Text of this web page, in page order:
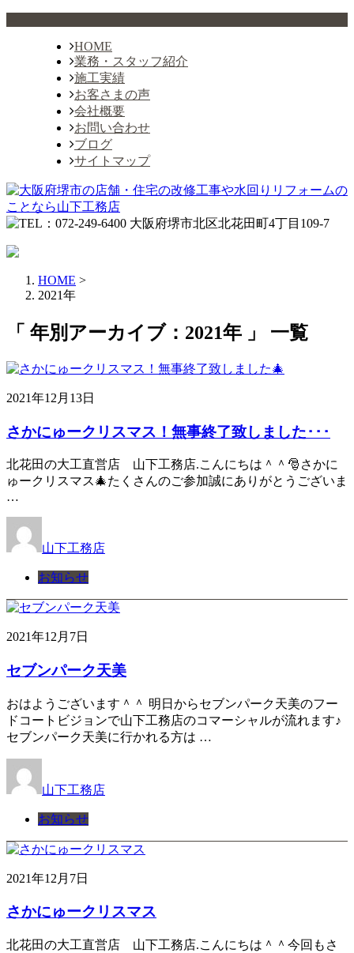
HOME
業務・スタッフ紹介
施工実績
お客さまの声
会社概要
お問い合わせ
ブログ
サイトマップ
HOME >
2021年
「 年別アーカイブ：2021年 」 一覧
2021年12月13日
さかにゅークリスマス！無事終了致しました･･･
北花田の大工直営店 山下工務店.こんにちは＾＾🎅さかに
ゅークリスマス🎄たくさんのご参加誠にありがとうございま
…
山下工務店
お知らせ
2021年12月7日
セブンパーク天美
おはようございます＾＾ 明日からセブンパーク天美のフー
ドコートビジョンで山下工務店のコマーシャルが流れます♪
セブンパーク天美に行かれる方は …
山下工務店
お知らせ
2021年12月7日
さかにゅークリスマス
北花田の大工直営店 山下工務店.こんにちは＾＾今回もさ